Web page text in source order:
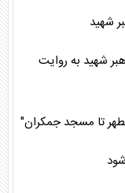
شهید
شهید به روایت
تا مسجد جمکران"